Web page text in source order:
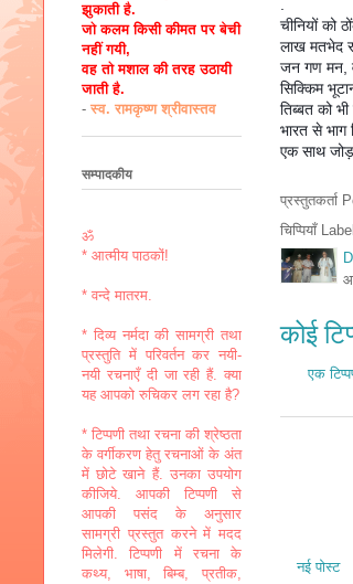
चीनियों को
लाख मतभेद
जन गण मन,
सिक्किम
तिब्बत को
भारत से
एक साथ जोड़
प्रस्तुतकर्ता
चिप्पियाँ
कोई
एक
नई पोस्ट
झुकाती है.
जो कलम किसी कीमत पर बेची
नहीं गयी,
वह तो मशाल की तरह उठायी
जाती है.
- स्व. रामकृष्ण श्रीवास्तव
सम्पादकीय
ॐ
* आत्मीय पाठकों!
* वन्दे मातरम.
* दिव्य नर्मदा की सामग्री तथा
प्रस्तुति में परिवर्तन कर नयी-
नयी रचनाएँ दी जा रही हैं. क्या
यह आपको रुचिकर लग रहा है?
* टिप्पणी तथा रचना की श्रेष्ठता
के वर्गीकरण हेतु रचनाओं के अंत
में छोटे खाने हैं. उनका उपयोग
कीजिये. आपकी टिप्पणी से
आपकी पसंद के अनुसार
सामग्री प्रस्तुत करने में मदद
मिलेगी. टिप्पणी में रचना के
कथ्य, भाषा, बिम्ब, प्रतीक,